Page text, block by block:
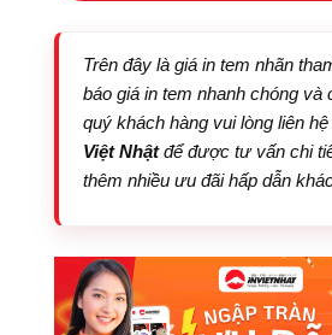
Trên đây là giá in tem nhãn
báo giá in tem nhanh chóng và
quý khách hàng vui lòng liên
Việt Nhậtđể được tư vấn chi
thêm nhiều ưu đãi hấp dẫn